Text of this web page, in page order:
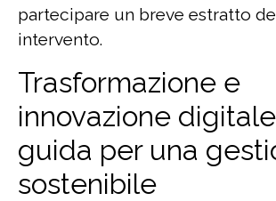
partecipare un breve estratto
intervento.
Trasformazione e
innovazione
guida per una
sostenibile